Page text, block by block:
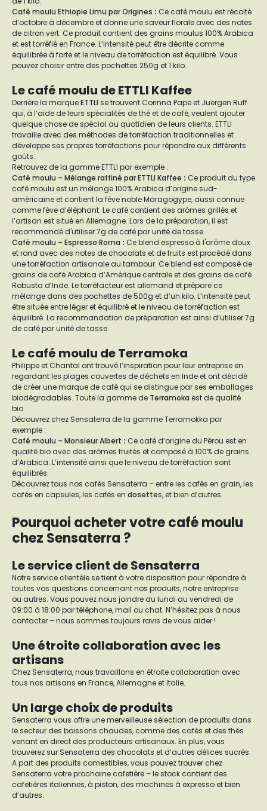
Café moulu Ethiopie Limu par Origines : Ce café moulu est récolté
d’octobre à décembre et donne une saveur florale avec des notes
de citron vert. Ce produit contient des grains moulus 100% Arabica
et est torréfié en France. L’intensité peut être décrite comme
équilibrée à forte et le niveau de torréfaction est équilibré. Vous
pouvez choisir entre des pochettes 250g et 1 kilo.
Le café moulu de ETTLI Kaffee
Derrière la marqueETTLI se trouvent Corinna Pape et Juergen Ruff
qui, à l’aide de leurs spécialités de thé et de café, veulent ajouter
quelque chose de spécial au quotidien de leurs clients. ETTLI
travaille avec des méthodes de torréfaction traditionnelles et
développe ses propres torréfactions pour répondre aux différents
goûts.
Retrouvez de la gamme ETTLI par exemple :
Café moulu – Mélange raffiné par ETTLI Kaffee : Ce produit du type
café moulu est un mélange 100% Arabica d’origine sud-
américaine et contient la fève noble Maragogype, aussi connue
comme fève d’éléphant. Le café contient des arômes grillés et
l’artisan est situé en Allemagne. Lors de la préparation, il est
recommandé d'utiliser 7g de café par unité de tasse.
Café moulu – Espresso Roma : Ce blend espresso à l'arôme doux
et rond avec des notes de chocolats et de fruits est procédé dans
une torréfaction artisanale au tambour. Ce blend est composé de
grains de café Arabica d’Amérique centrale et des grains de café
Robusta d’Inde. Le torréfacteur est allemand et prépare ce
mélange dans des pochettes de 500g et d’un kilo. L’intensité peut
être située entre léger et équilibré et le niveau de torréfaction est
équilibré. La recommandation de préparation est ainsi d’utiliser 7g
de café par unité de tasse.
Le café moulu de Terramoka
Philippe et Chantal ont trouvé l’inspiration pour leur entreprise en
regardant les plages couvertes de déchets en Inde et ont décidé
de créer une marque de café qui se distingue par ses emballages
biodégradables. Toute la gamme de Terramoka est de qualité
bio.
Découvrez chez Sensaterra de la gamme Terramokka par
exemple :
Café moulu – Monsieur Albert : Ce café d’origine du Pérou est en
qualité bio avec des arômes fruités et composé à 100% de grains
d’Arabica. L’intensité ainsi que le niveau de torréfaction sont
équilibrés.
Découvrez tous nos cafés Sensaterra – entre les cafés en grain, les
cafés en capsules, les cafés en dosettes, et bien d’autres.
Pourquoi acheter votre café moulu
chez Sensaterra ?
Le service client de Sensaterra
Notre service clientèle se tient à votre disposition pour répondre à
toutes vos questions concernant nos produits, notre entreprise
ou autres. Vous pouvez nous joindre du lundi au vendredi de
09:00 à 18:00 par téléphone, mail ou chat. N’hésitez pas à nous
contacter – nous sommes toujours ravis de vous aider !
Une étroite collaboration avec les
artisans
Chez Sensaterra, nous travaillons en étroite collaboration avec
tous nos artisans en France, Allemagne et Italie.
Un large choix de produits
Sensaterra vous offre une merveilleuse sélection de produits dans
le secteur des boissons chaudes, comme des cafés et des thés
venant en direct des producteurs artisanaux. En plus, vous
trouverez sur Sensaterra des chocolats et d’autres délices sucrés.
A part des produits comestibles, vous pouvez trouver chez
Sensaterra votre prochaine cafetière – le stock contient des
cafetières italiennes, à piston, des machines à expresso et bien
d’autres.